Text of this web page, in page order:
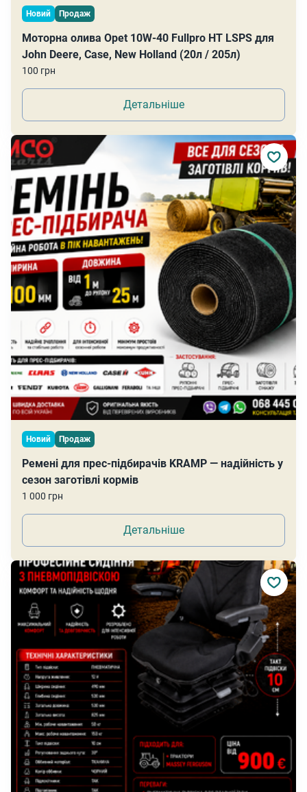
Новий Продаж
Моторна олива Opet 10W-40 Fullpro HT LSPS для
John Deere, Case, New Holland (20л / 205л)
100 грн
Детальніше
Новий Продаж
Ремені для прес-підбирачів KRAMP — надійність у
сезон заготівлі кормів
1 000 грн
Детальніше